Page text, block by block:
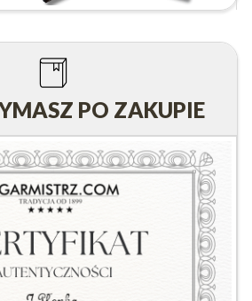
PO ZAKUPIE